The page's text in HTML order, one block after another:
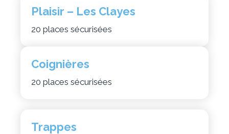
Plaisir – Les Clayes
20 places sécurisées
Coignières
20 places sécurisées
Trappes